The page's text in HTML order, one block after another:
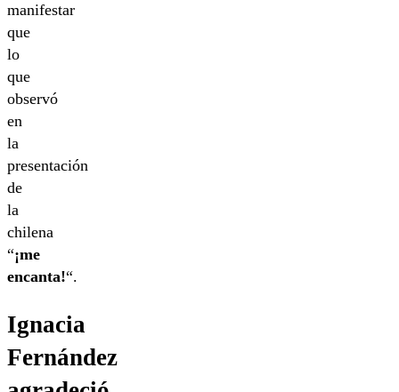
manifestar
que
lo
que
observó
en
la
presentación
de
la
chilena
“¡me
encanta!“.
Ignacia
Fernández